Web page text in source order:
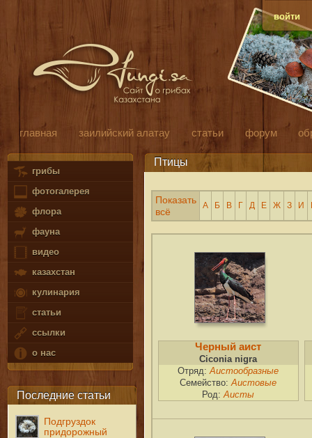
войти
главная заилийский алатау статьи форум
грибы
фотогалерея
флора
фауна
видео
казахстан
кулинария
статьи
ссылки
о нас
Последние статьи
Подгруздок
придорожный
Птицы
Показать
всё
А Б В Г Д Е Ж З И
Черный аист
Ciconia nigra
Отряд:Аистообразные
Семейство:Аистовые
Род:Аисты